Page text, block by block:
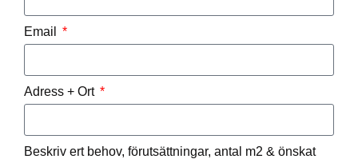
Email
Adress + Ort
Beskriv ert behov, förutsättningar, antal m2 & önskat